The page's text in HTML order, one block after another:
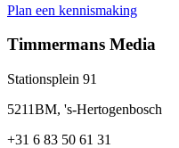
Plan een kennismaking
Timmermans Media
Stationsplein 91
5211BM, 's-Hertogenbosch
+31 6 83 50 61 31